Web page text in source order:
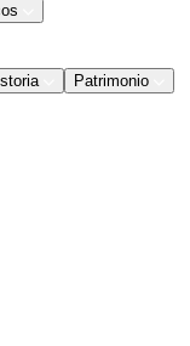
Patrimonio